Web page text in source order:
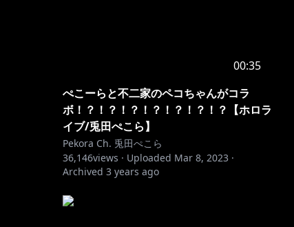
00:35
ぺこーらと不二家のペコちゃんがコラ
ボ！？！？！？！？！？！？！？【ホロラ
イブ/兎田ぺこら】
Pekora Ch. 兎田ぺこら
36,146views · Uploaded Mar 8, 2023 ·
Archived 3 years ago